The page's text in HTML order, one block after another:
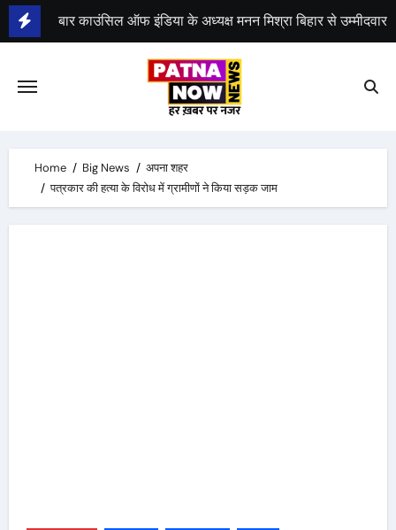
Skip
to
भीम सेना का भारत बंद, राजद का बंद को समर्थन
Home Big News
अपना शहर
पत्रकार की हत्या के विरोध में ग्रामीणों ने किया सड़क जाम